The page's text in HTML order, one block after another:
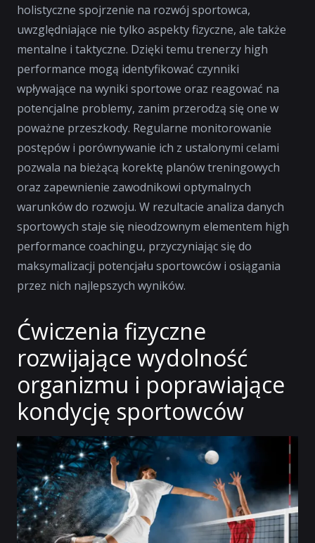
holistyczne spojrzenie na rozwój sportowca,
uwzględniające nie tylko aspekty fizyczne, ale także
mentalne i taktyczne. Dzięki temu trenerzy high
performance mogą identyfikować czynniki
wpływające na wyniki sportowe oraz reagować na
potencjalne problemy, zanim przerodzą się one w
poważne przeszkody. Regularne monitorowanie
postępów i porównywanie ich z ustalonymi celami
pozwala na bieżącą korektę planów treningowych
oraz zapewnienie zawodnikowi optymalnych
warunków do rozwoju. W rezultacie analiza danych
sportowych staje się nieodzownym elementem high
performance coachingu, przyczyniając się do
maksymalizacji potencjału sportowców i osiągania
przez nich najlepszych wyników.
Ćwiczenia fizyczne
rozwijające wydolność
organizmu i poprawiające
kondycję sportowców